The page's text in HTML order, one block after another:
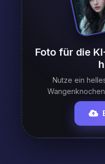
Foto für die
Nutze ein